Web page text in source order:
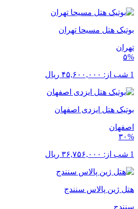
بوتیک هتل مسیحا تهران
تهران
۵%
1 شب از: ۴۵,۶۰۰,۰۰۰ ریال
بوتیک هتل ایزدی اصفهان
اصفهان
۳۰%
1 شب از: ۳۶,۷۵۶,۰۰۰ ریال
هتل ژین پالاس سنندج
سنندج